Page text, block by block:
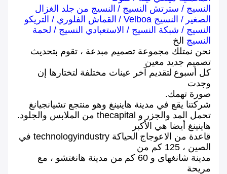
النسيج / سترتش النسيج / النسيج من جلد الغزال
الصغير / النسيج Velboa / القماش الفلوري / التريكو
النسيج / شبكة النسيج / الاستعبادي النسيج / لحمة
النسيج الخ
نحن نمتلك مجموعة تصميم مبدعة ، تقوم بتحديث
تصميم جديد معين
كل أسبوع لتقديم آخر عينات مختلفة لتختارها إن
وجدت
صورة تهمك.
شركتنا يقع في مدينة هاينينغ وهو منتجع تشيانجيانغ
تحمل المد والجزر و thecapital من الملابس والجلود.
هاينينغ أيضا هي الأكبر
قاعدة من الاعوجاج
الحياكة technologyindustry في
الصين ، 125 كم من
مدينة شانغهاى و 60 كم
من مدينة هانغتشو ، مع
مريحة